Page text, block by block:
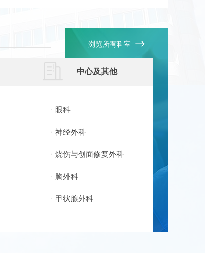
中心及其他
眼科
神经外科
烧伤与创面修复外科
胸外科
甲状腺外科
浏览所有科室 